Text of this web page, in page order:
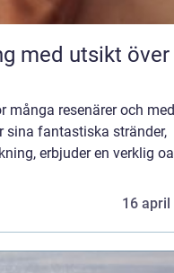
många resenärer och med
sina fantastiska stränder,
erbjuder en verklig
16 april